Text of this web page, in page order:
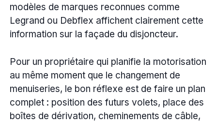
modèles de marques reconnues comme
Legrand ou Debflex affichent clairement cette
information sur la façade du disjoncteur.
Pour un propriétaire qui planifie la motorisation
au même moment que le changement de
menuiseries, le bon réflexe est de faire un plan
complet : position des futurs volets, place des
boîtes de dérivation, cheminements de câble,